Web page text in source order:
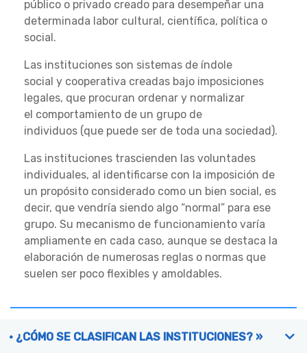
público o privado creado para desempeñar una
determinada labor cultural, científica, política o
social.
Las instituciones son sistemas de índole
social y cooperativa creadas bajo imposiciones
legales, que procuran ordenar y normalizar
el comportamiento de un grupo de
individuos (que puede ser de toda una sociedad).
Las instituciones trascienden las voluntades
individuales, al identificarse con la imposición de
un propósito considerado como un bien social, es
decir, que vendría siendo algo “normal” para ese
grupo. Su mecanismo de funcionamiento varía
ampliamente en cada caso, aunque se destaca la
elaboración de numerosas reglas o normas que
suelen ser poco flexibles y amoldables.
¿CÓMO SE CLASIFICAN LAS INSTITUCIONES? »